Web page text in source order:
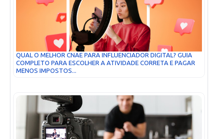
QUAL O MELHOR CNAE PARA INFLUENCIADOR DIGITAL? GUIA
COMPLETO PARA ESCOLHER A ATIVIDADE CORRETA E PAGAR
MENOS IMPOSTOS...